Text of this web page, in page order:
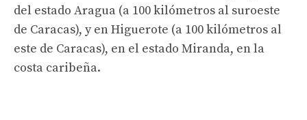
del estado Aragua (a 100 kilómetros al suroeste
de Caracas), y en Higuerote (a 100 kilómetros al
este de Caracas), en el estado Miranda, en la
costa caribeña.